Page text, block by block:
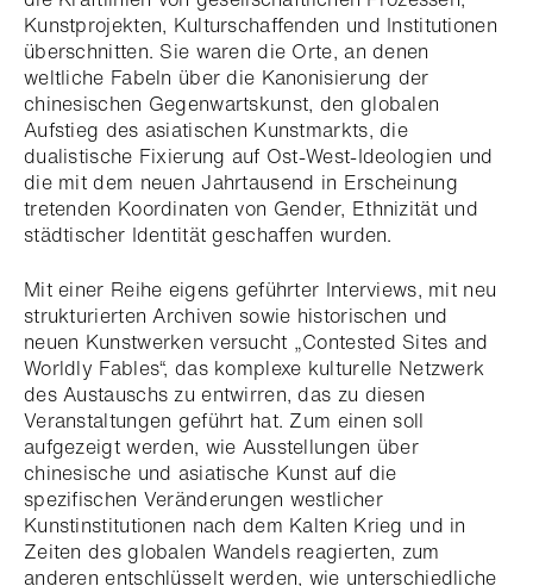
Kunstprojekten, Kulturschaffenden und Institutionen
überschnitten. Sie waren die Orte, an denen
weltliche Fabeln über die Kanonisierung der
chinesischen Gegenwartskunst, den globalen
Aufstieg des asiatischen Kunstmarkts, die
dualistische Fixierung auf Ost-West-Ideologien und
die mit dem neuen Jahrtausend in Erscheinung
tretenden Koordinaten von Gender, Ethnizität und
städtischer Identität geschaffen wurden.
Mit einer Reihe eigens geführter Interviews, mit neu
strukturierten Archiven sowie historischen und
neuen Kunstwerken versucht „Contested Sites and
Worldly Fables“, das komplexe kulturelle Netzwerk
des Austauschs zu entwirren, das zu diesen
Veranstaltungen geführt hat. Zum einen soll
aufgezeigt werden, wie Ausstellungen über
chinesische und asiatische Kunst auf die
spezifischen Veränderungen westlicher
Kunstinstitutionen nach dem Kalten Krieg und in
Zeiten des globalen Wandels reagierten, zum
anderen entschlüsselt werden, wie unterschiedliche